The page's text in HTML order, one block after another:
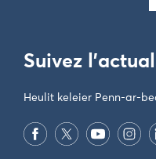
Suivez
Heulit keleier Penn-ar-